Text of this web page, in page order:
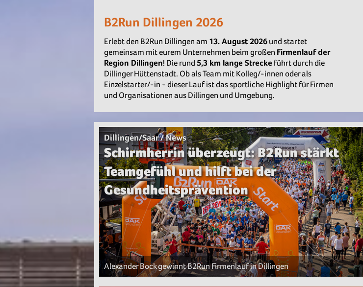
B2Run Dillingen 2026
Erlebt den B2Run Dillingen am 13. August 2026 und startet
gemeinsam mit eurem Unternehmen beim großen Firmenlauf der
Region Dillingen! Die rund 5,3 km lange Strecke führt durch die
Dillinger Hüttenstadt. Ob als Team mit Kolleg/-innen oder als
Einzelstarter/-in - dieser Lauf ist das sportliche Highlight für Firmen
und Organisationen aus Dillingen und Umgebung.
Dillingen/Saar / News
Schirmherrin überzeugt: B2Run stärkt
Teamgefühl und hilft bei der
Gesundheitsprävention
Alexander Bock gewinnt B2Run Firmenlauf in Dillingen